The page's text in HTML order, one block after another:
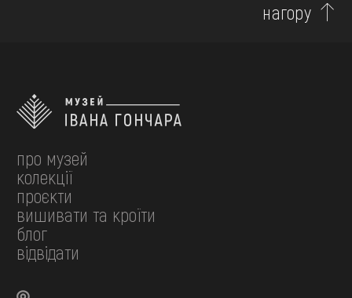
нагору
про музей
колекції
проєкти
вишивати та кроїти
блог
відвідати